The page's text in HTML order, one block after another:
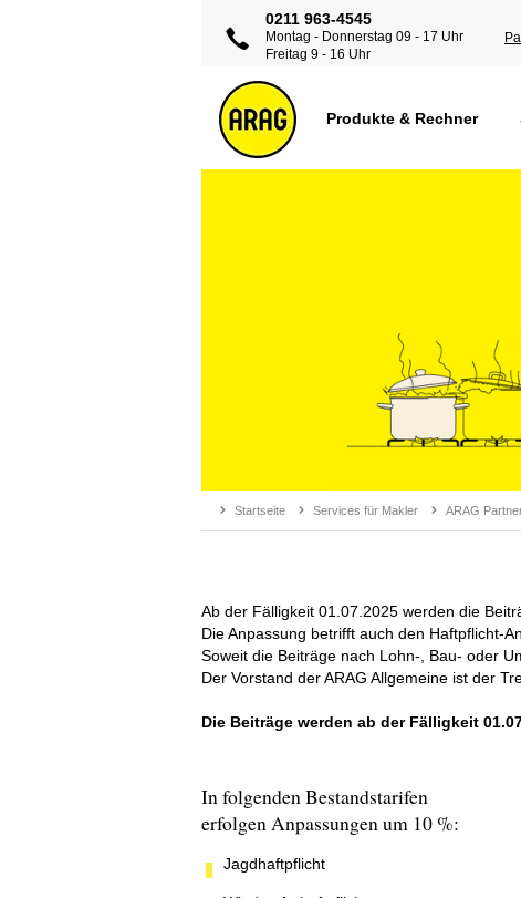
0211 963-4545
Montag - Donnerstag 09 - 17 Uhr
Freitag 9 - 16 Uhr
Produkte & Rechner
Startseite Services für Makler ARAG
Ab der Fälligkeit 01.07.2025 werden die
Die Anpassung betrifft auch den Haftpflicht-
Soweit die Beiträge nach Lohn-, Bau- oder
Der Vorstand der ARAG Allgemeine ist der
Die Beiträge werden ab der Fälligkeit
In folgenden Bestandstarifen
erfolgen Anpassungen um 10 %:
Jagdhaftpflicht